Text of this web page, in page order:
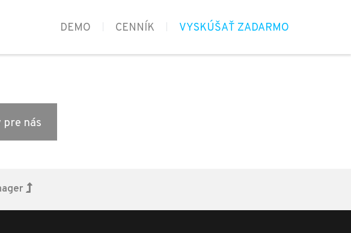
DEMO CENNÍK VYSKÚŠAŤ ZADARMO
nás